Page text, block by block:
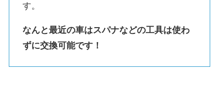
す。
なんと最近の車はスパナなどの工具は使わ
ずに交換可能です！